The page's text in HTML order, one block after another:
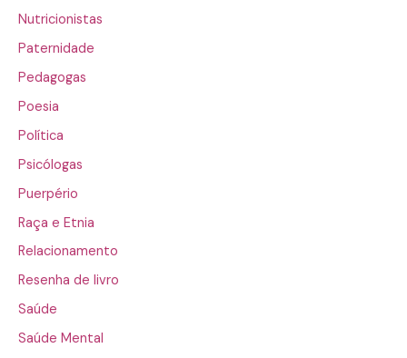
Nutricionistas
Paternidade
Pedagogas
Poesia
Política
Psicólogas
Puerpério
Raça e Etnia
Relacionamento
Resenha de livro
Saúde
Saúde Mental